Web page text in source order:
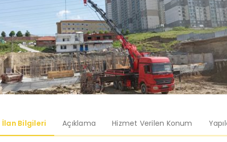
İlan Bilgileri Açıklama Hizmet Verilen Konum